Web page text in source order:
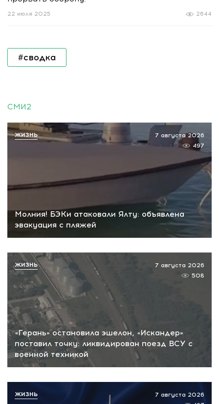
2644
22 июля 2025
#сводка
СМИ2
Молния! БЭКи атаковали Ялту: объявлена
эвакуация с пляжей
7 августа 2026
497
ЖИЗНЬ
«Герань» остановила эшелон, «Искандер»
поставил точку: ликвидирован поезд ВСУ с
военной техникой
7 августа 2026
508
ЖИЗНЬ
7 августа 2026
ЖИЗНЬ